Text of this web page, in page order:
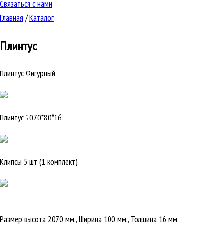
Связаться с нами
Главная /Каталог
Плинтус
Плинтус Фигурный
Плинтус 2070*80*16
Клипсы 5 шт (1 комплект)
Размер высота 2070 мм., Ширина 100 мм., Толщина 16 мм.